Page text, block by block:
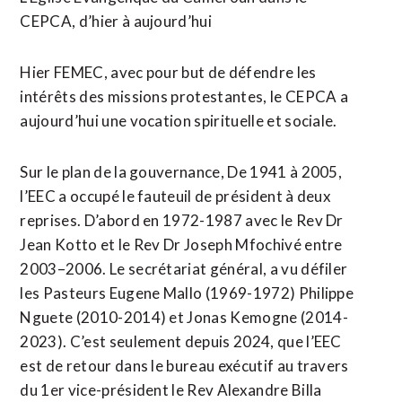
CEPCA, d’hier à aujourd’hui
Hier FEMEC, avec pour but de défendre les
intérêts des missions protestantes, le CEPCA a
aujourd’hui une vocation spirituelle et sociale.
Sur le plan de la gouvernance, De 1941 à 2005,
l’EEC a occupé le fauteuil de président à deux
reprises. D’abord en 1972-1987 avec le Rev Dr
Jean Kotto et le Rev Dr Joseph Mfochivé entre
2003–2006. Le secrétariat général, a vu défiler
les Pasteurs Eugene Mallo (1969-1972) Philippe
Nguete (2010-2014) et Jonas Kemogne (2014-
2023). C’est seulement depuis 2024, que l’EEC
est de retour dans le bureau exécutif au travers
du 1er vice-président le Rev Alexandre Billa